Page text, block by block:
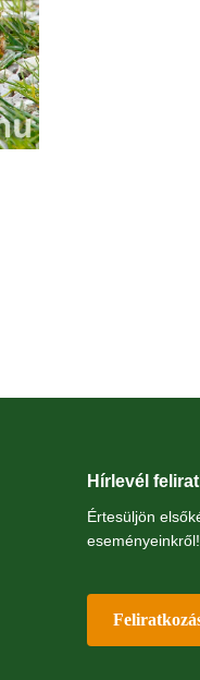
Hírlevél
Értesüljön
eseményeinkről!